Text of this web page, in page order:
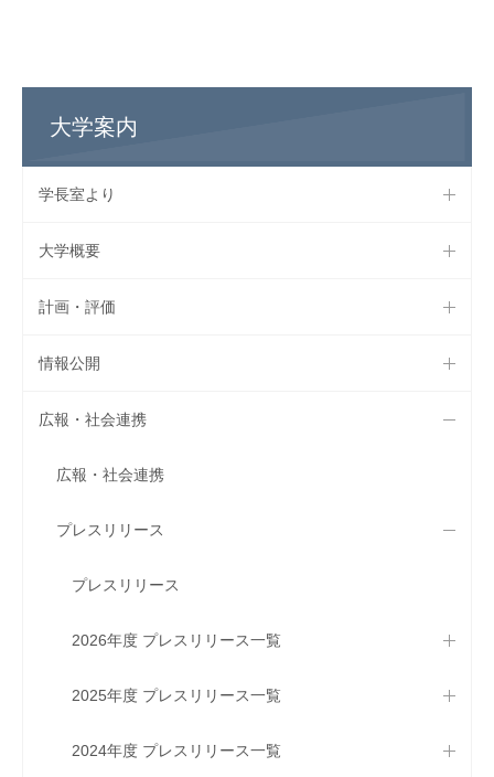
大学案内
学長室より
大学概要
計画・評価
情報公開
広報・社会連携
広報・社会連携
プレスリリース
プレスリリース
2026年度 プレスリリース一覧
2025年度 プレスリリース一覧
2024年度 プレスリリース一覧